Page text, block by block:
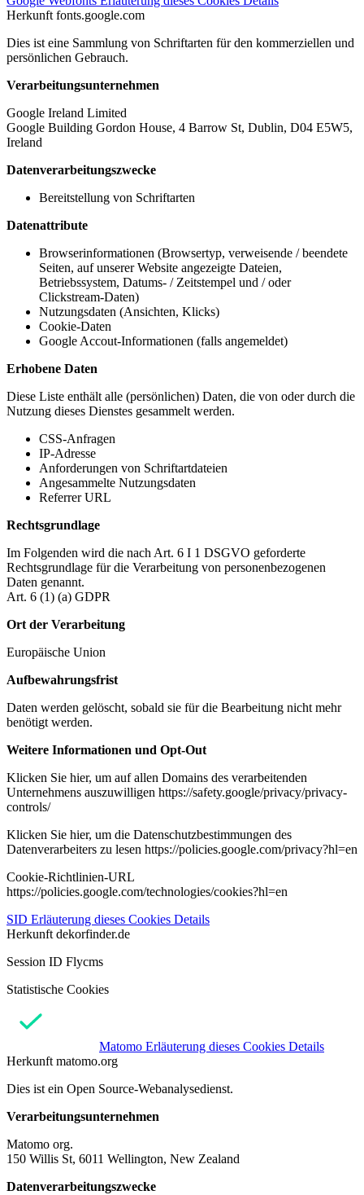
Herkunft fonts.google.com
Dies ist eine Sammlung von Schriftarten für den kommerziellen und
persönlichen Gebrauch.
Verarbeitungsunternehmen
Google Ireland Limited
Google Building Gordon House, 4 Barrow St, Dublin, D04 E5W5,
Ireland
Datenverarbeitungszwecke
Bereitstellung von Schriftarten
Datenattribute
Browserinformationen (Browsertyp, verweisende / beendete
Seiten, auf unserer Website angezeigte Dateien,
Betriebssystem, Datums- / Zeitstempel und / oder
Clickstream-Daten)
Nutzungsdaten (Ansichten, Klicks)
Cookie-Daten
Google Accout-Informationen (falls angemeldet)
Erhobene Daten
Diese Liste enthält alle (persönlichen) Daten, die von oder durch die
Nutzung dieses Dienstes gesammelt werden.
CSS-Anfragen
IP-Adresse
Anforderungen von Schriftartdateien
Angesammelte Nutzungsdaten
Referrer URL
Rechtsgrundlage
Im Folgenden wird die nach Art. 6 I 1 DSGVO geforderte
Rechtsgrundlage für die Verarbeitung von personenbezogenen
Daten genannt.
Art. 6 (1) (a) GDPR
Ort der Verarbeitung
Europäische Union
Aufbewahrungsfrist
Daten werden gelöscht, sobald sie für die Bearbeitung nicht mehr
benötigt werden.
Weitere Informationen und Opt-Out
Klicken Sie hier, um auf allen Domains des verarbeitenden
Unternehmens auszuwilligen https://safety.google/privacy/privacy-
controls/
Klicken Sie hier, um die Datenschutzbestimmungen des
Datenverarbeiters zu lesen https://policies.google.com/privacy?hl=en
Cookie-Richtlinien-URL
https://policies.google.com/technologies/cookies?hl=en
SID Erläuterung dieses Cookies Details
Herkunft dekorfinder.de
Session ID Flycms
Statistische Cookies
Matomo Erläuterung dieses Cookies Details
Herkunft matomo.org
Dies ist ein Open Source-Webanalysedienst.
Verarbeitungsunternehmen
Matomo org.
150 Willis St, 6011 Wellington, New Zealand
Datenverarbeitungszwecke